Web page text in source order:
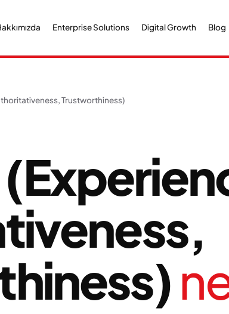
Enterprise Solutions Digital Growth Blog
Trustworthiness)